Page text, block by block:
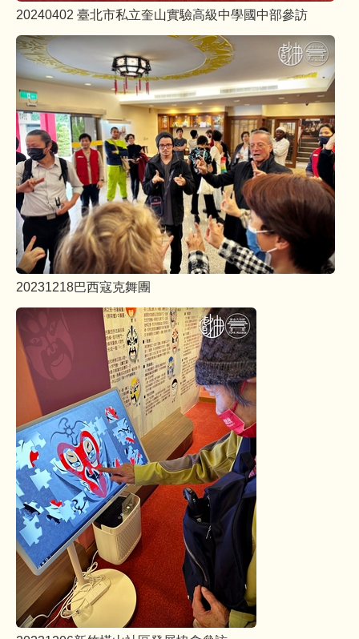
20240402 臺北市私立奎山實驗高級中學國中部參訪
20231218巴西寇克舞團